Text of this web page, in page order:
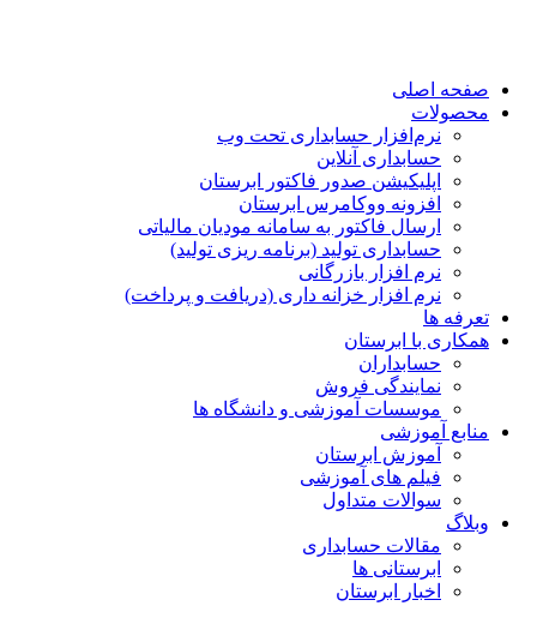
صفحه اصلی
محصولات
نرم‌افزار حسابداری تحت وب
حسابداری آنلاین
اپلیکیشن صدور فاکتور ابرستان
افزونه ووکامرس ابرستان
ارسال فاکتور به سامانه مودیان مالیاتی
حسابداری تولید (برنامه ریزی تولید)
نرم افزار بازرگانی
نرم افزار خزانه داری (دریافت و پرداخت)
تعرفه ها
همکاری با ابرستان
حسابداران
نمایندگی فروش
موسسات آموزشی و دانشگاه ها
منابع آموزشی
آموزش ابرستان
فیلم های آموزشی
سوالات متداول
وبلاگ
مقالات حسابداری
ابرستانی ها
اخبار ابرستان